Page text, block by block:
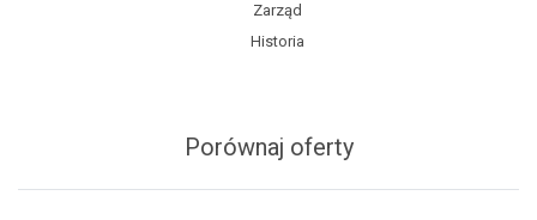
Zarząd
Historia
Porównaj oferty